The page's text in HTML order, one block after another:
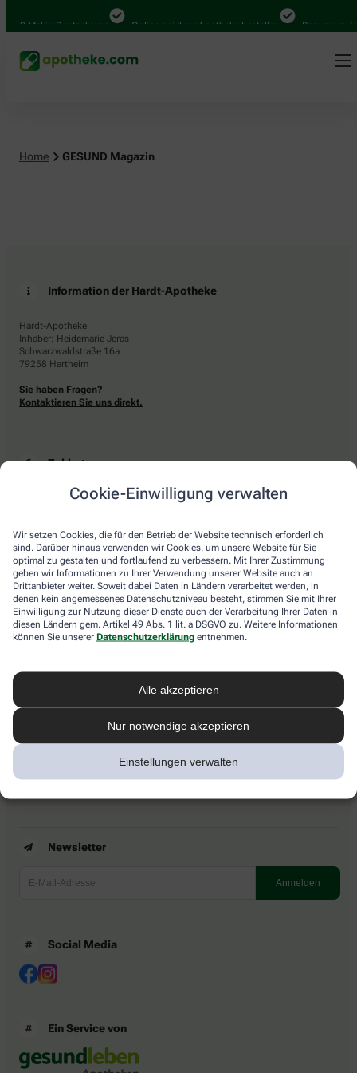
Cookie-Einwilligung verwalten
Wir setzen Cookies, die für den Betrieb der Website technisch erforderlich
sind. Darüber hinaus verwenden wir Cookies, um unsere Website für Sie
optimal zu gestalten und fortlaufend zu verbessern. Mit Ihrer Zustimmung
geben wir Informationen zu Ihrer Verwendung unserer Website auch an
Drittanbieter weiter. Soweit dabei Daten in Ländern verarbeitet werden, in
denen kein angemessenes Datenschutzniveau besteht, stimmen Sie mit Ihrer
Einwilligung zur Nutzung dieser Dienste auch der Verarbeitung Ihrer Daten in
diesen Ländern gem. Artikel 49 Abs. 1 lit. a DSGVO zu. Weitere Informationen
können Sie unserer Datenschutzerklärung entnehmen.
Alle akzeptieren
Nur notwendige akzeptieren
Einstellungen verwalten
Mal in Deutschland Online bei Ihrer Apotheke bestellen Bequem
Home GESUND Magazin
Information der Hardt-Apotheke
Hardt-Apotheke
Inhaber: Heidemarie Jeras
Schwarzwaldstraße 16a
79258 Hartheim
Sie haben Fragen?
Kontaktieren Sie uns direkt.
Zahlarten
Bar oder mit einer anderen akzeptierten Zahlungsart Ihrer Apotheke vor Ort.
Lieferarten
Abholung in der Apotheke
Botendienstlieferung
apotheke.com Informationen
Newsletter
Barrierefreiheitserklärung
Newsletter
Social Media
Ein Service von